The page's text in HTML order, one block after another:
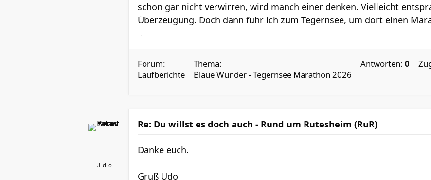
schon gar nicht verwirren, wird manch einer denken. Vielleicht
Überzeugung. Doch dann fuhr ich zum Tegernsee, um dort einen
...
Forum:
Laufberichte
Thema:
Blaue Wunder - Tegernsee Marathon 2026
Antworten: 0
U_d_o
Re: Du willst es doch auch - Rund um Rutesheim (RuR)
Danke euch.
Gruß Udo